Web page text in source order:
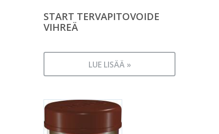
START TERVAPITOVOIDE
VIHREÄ
LUE LISÄÄ »